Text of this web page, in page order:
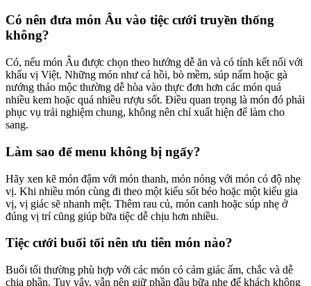
Có nên đưa món Âu vào tiệc cưới truyền thống
không?
Có, nếu món Âu được chọn theo hướng dễ ăn và có tính kết nối với
khẩu vị Việt. Những món như cá hồi, bò mềm, súp nấm hoặc gà
nướng thảo mộc thường dễ hòa vào thực đơn hơn các món quá
nhiều kem hoặc quá nhiều rượu sốt. Điều quan trọng là món đó phải
phục vụ trải nghiệm chung, không nên chỉ xuất hiện để làm cho
sang.
Làm sao để menu không bị ngấy?
Hãy xen kẽ món đậm với món thanh, món nóng với món có độ nhẹ
vị. Khi nhiều món cùng đi theo một kiểu sốt béo hoặc một kiểu gia
vị, vị giác sẽ nhanh mệt. Thêm rau củ, món canh hoặc súp nhẹ ở
đúng vị trí cũng giúp bữa tiệc dễ chịu hơn nhiều.
Tiệc cưới buổi tối nên ưu tiên món nào?
Buổi tối thường phù hợp với các món có cảm giác ấm, chắc và dễ
chia phần. Tuy vậy, vẫn nên giữ phần đầu bữa nhẹ để khách không